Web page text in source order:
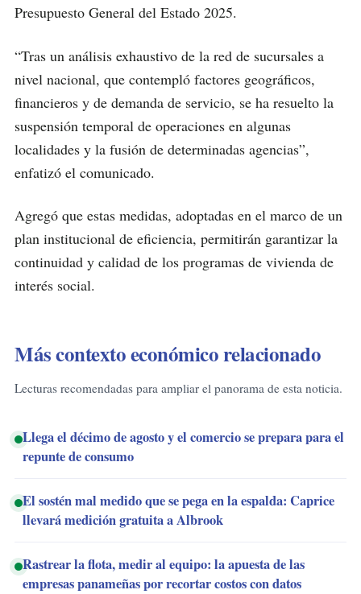
Presupuesto General del Estado 2025.
“Tras un análisis exhaustivo de la red de sucursales a
nivel nacional, que contempló factores geográficos,
financieros y de demanda de servicio, se ha resuelto la
suspensión temporal de operaciones en algunas
localidades y la fusión de determinadas agencias”,
enfatizó el comunicado.
Agregó que estas medidas, adoptadas en el marco de un
plan institucional de eficiencia, permitirán garantizar la
continuidad y calidad de los programas de vivienda de
interés social.
Más contexto económico relacionado
Lecturas recomendadas para ampliar el panorama de esta noticia.
Llega el décimo de agosto y el comercio se prepara para el
repunte de consumo
El sostén mal medido que se pega en la espalda: Caprice
llevará medición gratuita a Albrook
Rastrear la flota, medir al equipo: la apuesta de las
empresas panameñas por recortar costos con datos